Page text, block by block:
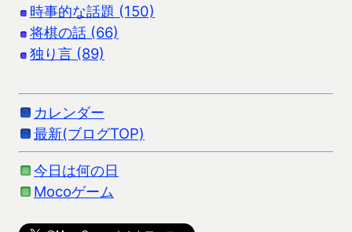
時事的な話題 (150)
将棋の話 (66)
独り言 (89)
カレンダー
最新(ブログTOP)
今日は何の日
Mocoゲーム